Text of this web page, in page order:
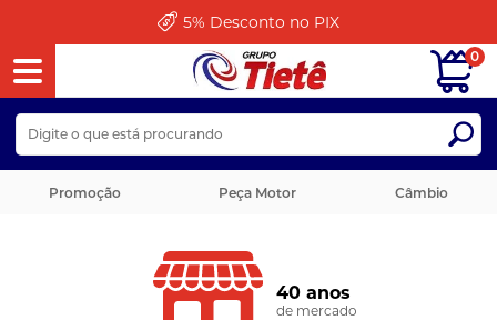
5% Desconto no PIX
Promoção Peça Motor Câmbio
0
40 anos
de mercado